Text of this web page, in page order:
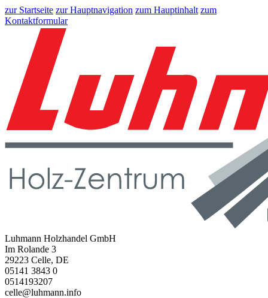
zur Startseite zur Hauptnavigation zum Hauptinhalt zum
Kontaktformular
Luhmann Holzhandel GmbH
Im Rolande 3
29223 Celle, DE
05141 3843 0
0514193207
celle@luhmann.info